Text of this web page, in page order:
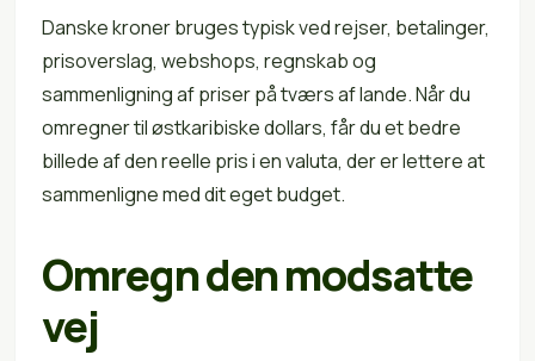
Danske kroner bruges typisk ved rejser, betalinger,
prisoverslag, webshops, regnskab og
sammenligning af priser på tværs af lande. Når du
omregner til østkaribiske dollars, får du et bedre
billede af den reelle pris i en valuta, der er lettere at
sammenligne med dit eget budget.
Omregn den modsatte
vej